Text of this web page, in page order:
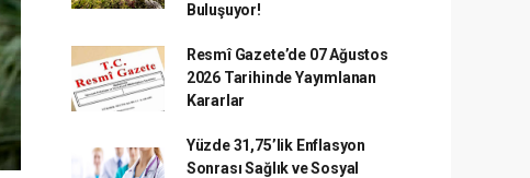
Buluşuyor!
Resmî Gazete’de 07 Ağustos
2026 Tarihinde Yayımlanan
Kararlar
Yüzde 31,75’lik Enflasyon
Sonrası Sağlık ve Sosyal